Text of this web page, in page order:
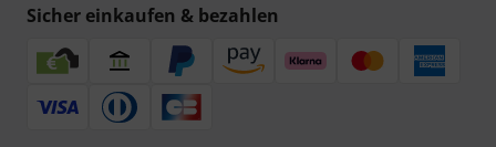
Sicher einkaufen & bezahlen